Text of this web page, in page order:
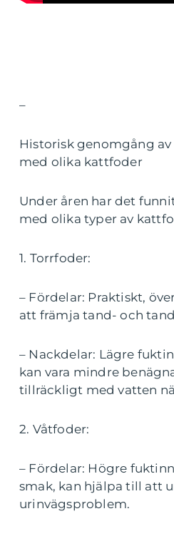
–
Historisk genomgång
med olika kattfoder
Under åren har det
med olika typer av
1. Torrfoder:
– Fördelar: Praktiskt,
att främja tand- och
– Nackdelar: Lägre
kan vara mindre
tillräckligt med vatten
2. Våtfoder:
– Fördelar: Högre
smak, kan hjälpa till att
urinvägsproblem.